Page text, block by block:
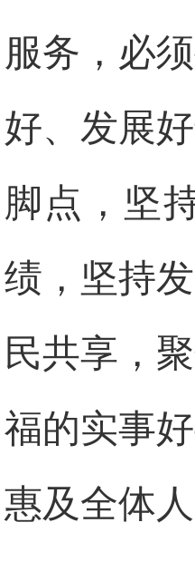
服务，必
好、发展
脚点，坚
绩，坚持
民共享，
福的实事
惠及全体人